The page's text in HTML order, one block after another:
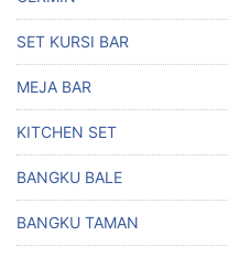
SET KURSI BAR
MEJA BAR
KITCHEN SET
BANGKU BALE
BANGKU TAMAN